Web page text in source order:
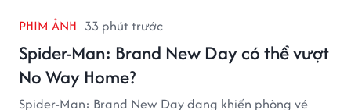
PHIM ẢNH 33 phút trước
Spider-Man: Brand New Day có thể vượt
No Way Home?
Spider-Man: Brand New Day đang khiến phòng vé